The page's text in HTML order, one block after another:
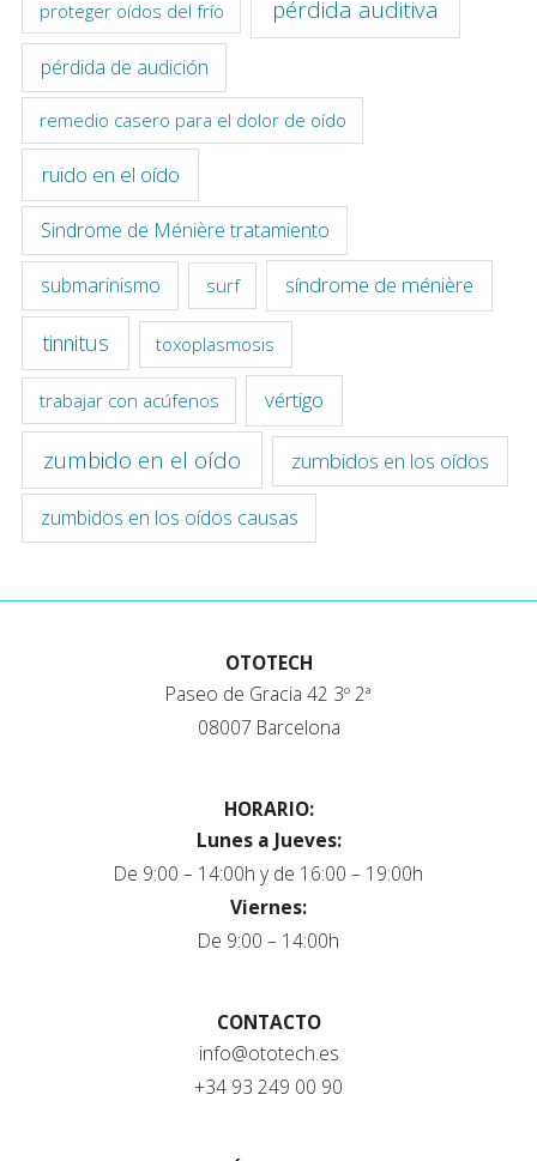
proteger oídos del frío pérdida auditiva
pérdida de audición
remedio casero para el dolor de oído
ruido en el oído
Sindrome de Ménière tratamiento
submarinismo surf síndrome de ménière
tinnitus toxoplasmosis
trabajar con acúfenos vértigo
zumbido en el oído zumbidos en los oídos
zumbidos en los oídos causas
OTOTECH
Paseo de Gracia 42 3º 2ª
08007 Barcelona
HORARIO:
Lunes a Jueves:
De 9:00 – 14:00h y de 16:00 – 19:00h
Viernes:
De 9:00 – 14:00h
CONTACTO
info@ototech.es
+34 93 249 00 90